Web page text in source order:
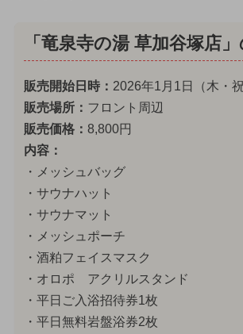
「竜泉寺の湯 草加谷塚店
販売開始日時： 2026年1月1日（木・
販売場所： フロント周辺
販売価格： 8,800円
内容：
・メッシュバッグ
・サウナハット
・サウナマット
・メッシュポーチ
・酒粕フェイスマスク
・オロポ アクリルスタンド
・平日ご入浴招待券1枚
・平日無料岩盤浴券2枚